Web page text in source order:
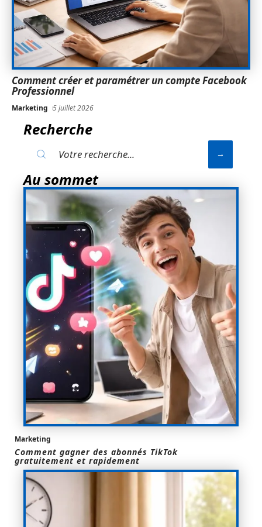
Comment créer et paramétrer un compte Facebook
Professionnel
Marketing 5 juillet 2026
Recherche
Au sommet
Marketing
Comment gagner des abonnés TikTok
gratuitement et rapidement